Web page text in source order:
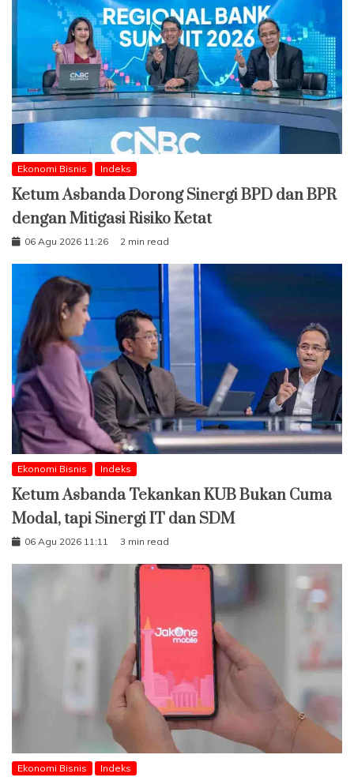
Ekonomi Bisnis Indeks
Ketum Asbanda Dorong Sinergi BPD dan BPR
dengan Mitigasi Risiko Ketat
06 Agu 2026 11:26 2 min read
Ekonomi Bisnis Indeks
Ketum Asbanda Tekankan KUB Bukan Cuma
Modal, tapi Sinergi IT dan SDM
06 Agu 2026 11:11 3 min read
Ekonomi Bisnis Indeks